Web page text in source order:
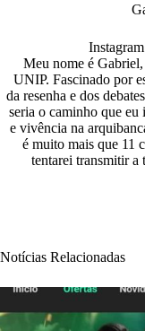
Meu nome é
UNIP. Fascinado por
da resenha e dos
seria o caminho que
e vivência na
é muito mais que 11
tentarei transmitir a
Notícias Relacionadas